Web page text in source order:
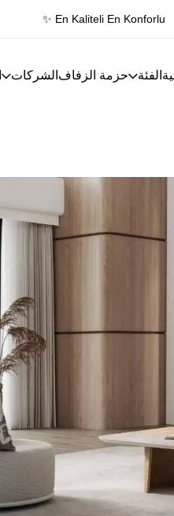
✨ En Kaliteli En Konforlu
الفئة حزمة الزفاف الشركات